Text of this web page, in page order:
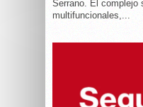
Serrano. El complejo
multifuncionales,...